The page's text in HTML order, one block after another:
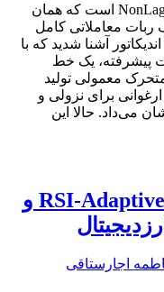
این اکسپرت نسخه خودکار اندیکاتور NonLagDot است که همان
ربات معاملاتی کامل
آشنا شدید که با
پیشرفته، یک خط
معمولی تولید
برای نزولی و
می‌داد. حالا این
دانلود رایگان اندیکاتور RSI-Adaptive T3 و
اجارستاقی